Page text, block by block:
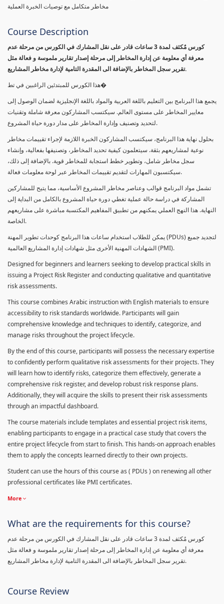
مخاطر متكامل مع توصيات الخبرة العملية
Course Description
كورس مٌكثف لمدة 3 ساعات قادر على نقل المشارك في الكورس من مرحلة عدم
معرفة أي معلومة عن إدارة المخاطر إلى مرحلة إصدار تقارير ملموسة و فعالة مثل
تقرير سجل المخاطر بالإضافة الى المقدرة التامية لإدارة مخاطر المشاريع.
هذا الكورس للمبتدئين الراغبين في تط�
يجمع هذا البرنامج بين التعليم باللغة العربية والمواد باللغة الإنجليزية لضمان الوصول إلى
معايير المخاطر على مستوى العالم. سيكتسب المشاركون معرفة شاملة وتقنيات
لتحديد وتصنيف وإدارة المخاطر على مدار دورة حياة المشروع.
بحلول نهاية هذا البرنامج، سيكتسب المشاركون الخبرة اللازمة لإجراء تقييمات مخاطر
نوعية لمشاريعهم بثقة. سيتعلمون كيفية تحديد المخاطر، وتصنيفها بفعالية، وإنشاء
سجل مخاطر شامل، وتطوير خطط استجابة للمخاطر قوية. بالإضافة إلى ذلك،
سيكتسبون المهارات لتقديم تقييمات المخاطر عبر لوحة معلومات فعالة.
تشمل مواد البرنامج قوالب وعناصر مخاطر المشروع الأساسية، مما يتيح للمشاركين
المشاركة في دراسة حالة عملية تغطي دورة حياة المشروع بالكامل من البداية إلى
النهاية. هذا النهج العملي يمكنهم من تطبيق المفاهيم المكتسبة مباشرة على مشاريعهم
الخاصة.
يمكن للطلاب استخدام ساعات هذا البرنامج كوحدات تطوير المهنة (PDUs) لتجديد جميع
الشهادات المهنية الأخرى مثل شهادات إدارة المشاريع العالمية (PMI).
Designed for beginners and learners seeking to develop practical skills in
issuing a Project Risk Register and conducting qualitative and quantitative
risk assessments.
This course combines Arabic instruction with English materials to ensure
accessibility to risk standards worldwide. Participants will gain
comprehensive knowledge and techniques to identify, categorize, and
manage risks throughout the project lifecycle.
By the end of this course, participants will possess the necessary expertise
to confidently perform qualitative risk assessments for their projects. They
will learn how to identify risks, categorize them effectively, generate a
comprehensive risk register, and develop robust risk response plans.
Additionally, they will acquire the skills to present their risk assessments
through an impactful dashboard.
The course materials include templates and essential project risk items,
enabling participants to engage in a practical case study that covers the
entire project lifecycle from start to finish. This hands-on approach enables
them to apply the concepts learned directly to their own projects.
Student can use the hours of this course as ( PDUs ) on renewing all other
professional certificates like PMI certificates.
More
What are the requirements for this course?
كورس مٌكثف لمدة 3 ساعات قادر على نقل المشارك في الكورس من مرحلة عدم
معرفة أي معلومة عن إدارة المخاطر إلى مرحلة إصدار تقارير ملموسة و فعالة مثل
تقرير سجل المخاطر بالإضافة الى المقدرة التامية لإدارة مخاطر المشاريع.
Course Review